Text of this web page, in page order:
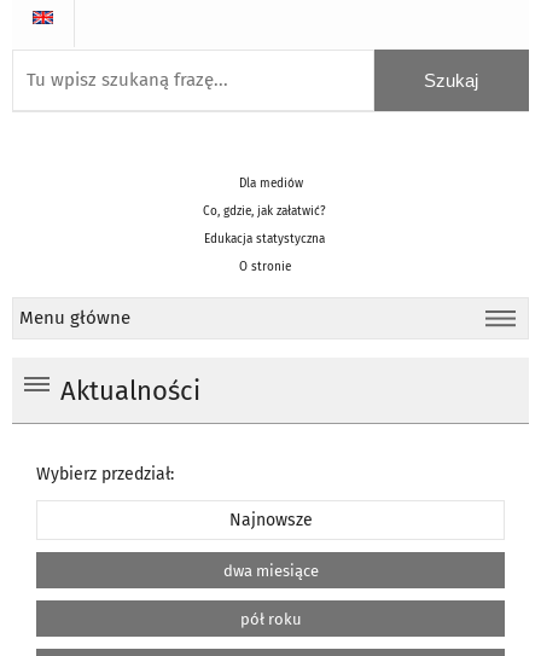
Dla mediów
Co, gdzie, jak załatwić?
Edukacja statystyczna
O stronie
Menu główne
Aktualności
Wybierz przedział:
Najnowsze
dwa miesiące
pół roku